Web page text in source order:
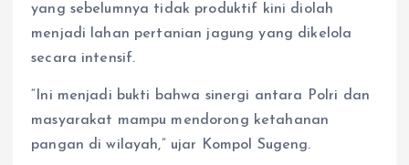
yang sebelumnya tidak produktif kini diolah
menjadi lahan pertanian jagung yang dikelola
secara intensif.
“Ini menjadi bukti bahwa sinergi antara Polri dan
masyarakat mampu mendorong ketahanan
pangan di wilayah,” ujar Kompol Sugeng.